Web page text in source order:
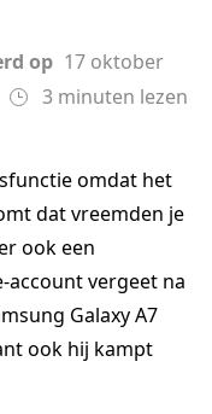
op 17 oktober
3 minuten lezen
omdat het
dat vreemden je
ook een
account vergeet na
Galaxy A7
ook hij kampt